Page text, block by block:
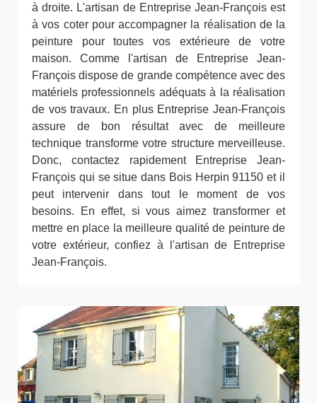
à droite. L'artisan de Entreprise Jean-François est
à vos coter pour accompagner la réalisation de la
peinture pour toutes vos extérieure de votre
maison. Comme l'artisan de Entreprise Jean-
François dispose de grande compétence avec des
matériels professionnels adéquats à la réalisation
de vos travaux. En plus Entreprise Jean-François
assure de bon résultat avec de meilleure
technique transforme votre structure merveilleuse.
Donc, contactez rapidement Entreprise Jean-
François qui se situe dans Bois Herpin 91150 et il
peut intervenir dans tout le moment de vos
besoins. En effet, si vous aimez transformer et
mettre en place la meilleure qualité de peinture de
votre extérieur, confiez à l'artisan de Entreprise
Jean-François.